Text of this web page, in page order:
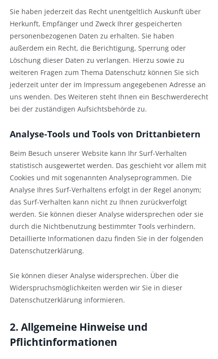
Sie haben jederzeit das Recht unentgeltlich Auskunft über
Herkunft, Empfänger und Zweck Ihrer gespeicherten
personenbezogenen Daten zu erhalten. Sie haben
außerdem ein Recht, die Berichtigung, Sperrung oder
Löschung dieser Daten zu verlangen. Hierzu sowie zu
weiteren Fragen zum Thema Datenschutz können Sie sich
jederzeit unter der im Impressum angegebenen Adresse an
uns wenden. Des Weiteren steht Ihnen ein Beschwerderecht
bei der zuständigen Aufsichtsbehörde zu.
Analyse-Tools und Tools von Drittanbietern
Beim Besuch unserer Website kann Ihr Surf-Verhalten
statistisch ausgewertet werden. Das geschieht vor allem mit
Cookies und mit sogenannten Analyseprogrammen. Die
Analyse Ihres Surf-Verhaltens erfolgt in der Regel anonym;
das Surf-Verhalten kann nicht zu Ihnen zurückverfolgt
werden. Sie können dieser Analyse widersprechen oder sie
durch die Nichtbenutzung bestimmter Tools verhindern.
Detaillierte Informationen dazu finden Sie in der folgenden
Datenschutzerklärung.
Sie können dieser Analyse widersprechen. Über die
Widerspruchsmöglichkeiten werden wir Sie in dieser
Datenschutzerklärung informieren.
2. Allgemeine Hinweise und
Pflichtinformationen